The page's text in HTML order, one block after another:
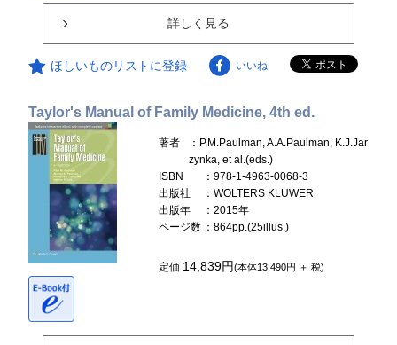
詳しく見る
ほしいものリストに登録 いいね
Taylor's Manual of Family Medicine, 4th ed.
著者
：P.M.Paulman, A.A.Paulman, K.J.Jar
zynka, et al.(eds.)
ISBN
：978-1-4963-0068-3
出版社
：WOLTERS KLUWER
出版年
：2015年
ページ数 ：864pp.(25illus.)
定価 14,839円(本体13,490円 ＋ 税)